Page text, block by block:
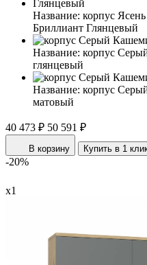
Название: корпус
Бриллиант Глянцевый
Название: корпус
глянцевый
Название: корпус
матовый
40 473 ₽ 50 591 ₽
В корзину Купить в 1
-20%
х1